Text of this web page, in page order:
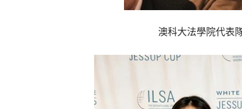
澳科大法學院代表